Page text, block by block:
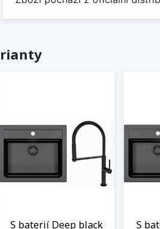
S baterií Deep black
S